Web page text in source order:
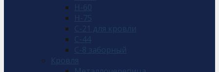
Н-60
Н-75
С-21 для кровли
С-44
С-8 заборный
Кровля